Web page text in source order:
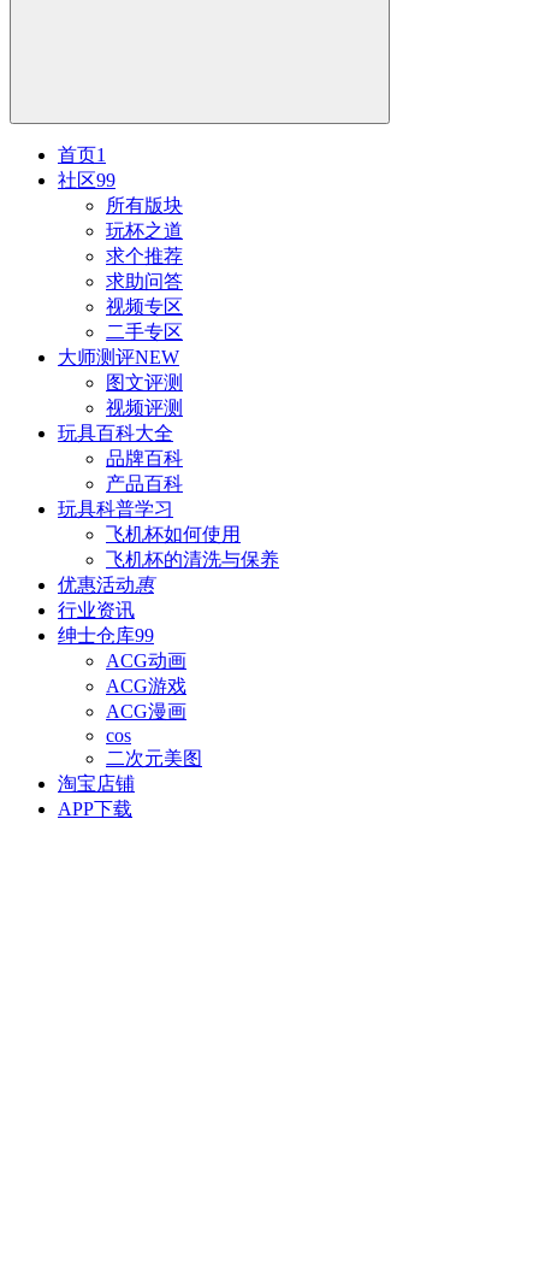
首页1
社区99
所有版块
玩杯之道
求个推荐
求助问答
视频专区
二手专区
大师测评NEW
图文评测
视频评测
玩具百科大全
品牌百科
产品百科
玩具科普学习
飞机杯如何使用
飞机杯的清洗与保养
优惠活动惠
行业资讯
绅士仓库99
ACG动画
ACG游戏
ACG漫画
cos
二次元美图
淘宝店铺
APP下载